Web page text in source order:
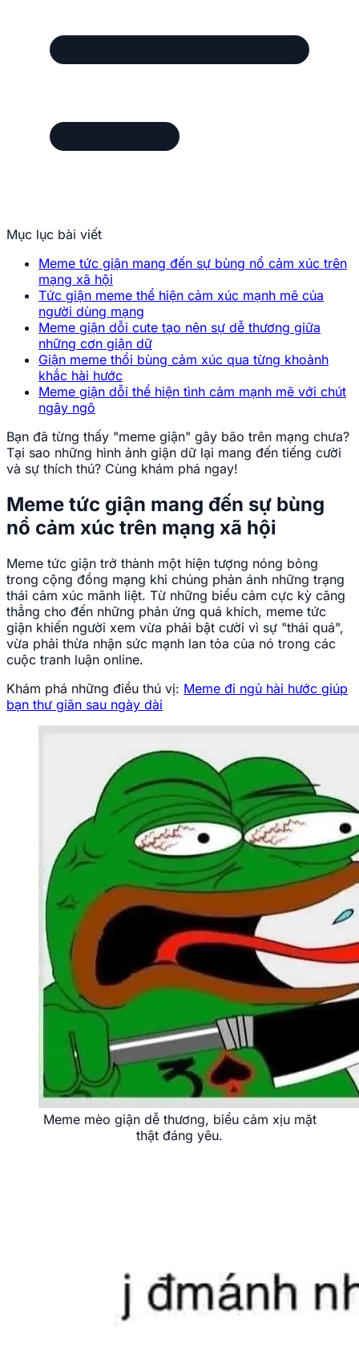
Mục lục bài viết
Meme tức giận mang đến sự bùng nổ cảm xúc trên
mạng xã hội
Tức giận meme thể hiện cảm xúc mạnh mẽ của
người dùng mạng
Meme giận dỗi cute tạo nên sự dễ thương giữa
những cơn giận dữ
Giận meme thổi bùng cảm xúc qua từng khoảnh
khắc hài hước
Meme giận dỗi thể hiện tình cảm mạnh mẽ với chút
ngây ngô
Bạn đã từng thấy "meme giận" gây bão trên mạng chưa?
Tại sao những hình ảnh giận dữ lại mang đến tiếng cười
và sự thích thú? Cùng khám phá ngay!
Meme tức giận mang đến sự bùng
nổ cảm xúc trên mạng xã hội
Meme tức giận trở thành một hiện tượng nóng bỏng
trong cộng đồng mạng khi chúng phản ánh những trạng
thái cảm xúc mãnh liệt. Từ những biểu cảm cực kỳ căng
thẳng cho đến những phản ứng quá khích, meme tức
giận khiến người xem vừa phải bật cười vì sự "thái quá",
vừa phải thừa nhận sức mạnh lan tỏa của nó trong các
cuộc tranh luận online.
Khám phá những điều thú vị: Meme đi ngủ hài hước giúp
bạn thư giãn sau ngày dài
Meme mèo giận dễ thương, biểu cảm xịu mặt
thật đáng yêu.